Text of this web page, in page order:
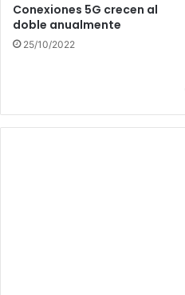
Conexiones 5G crecen al
doble anualmente
25/10/2022